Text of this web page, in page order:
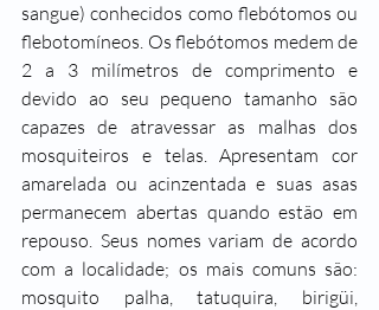
sangue) conhecidos como flebótomos ou
flebotomíneos. Os flebótomos medem de
2 a 3 milímetros de comprimento e
devido ao seu pequeno tamanho são
capazes de atravessar as malhas dos
mosquiteiros e telas. Apresentam cor
amarelada ou acinzentada e suas asas
permanecem abertas quando estão em
repouso. Seus nomes variam de acordo
com a localidade; os mais comuns são:
mosquito palha, tatuquira, birigüi,